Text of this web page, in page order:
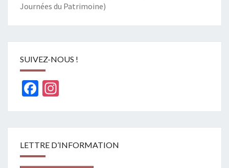
Journées du Patrimoine)
SUIVEZ-NOUS !
Facebook
LETTRE D’INFORMATION